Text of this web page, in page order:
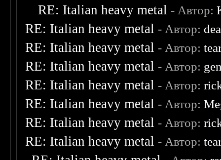
RE: Italian heavy metal - Автор:
RE: Italian heavy metal - Автор:
RE: Italian heavy metal - Автор:
RE: Italian heavy metal - Автор:
RE: Italian heavy metal - Автор:
RE: Italian heavy metal - Автор:
RE: Italian heavy metal - Автор:
RE: Italian heavy metal - Автор: